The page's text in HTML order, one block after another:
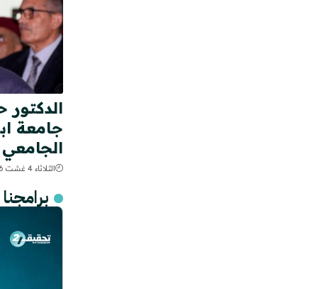
جامعة
الجامعي
الثلاثاء 4 غشت 2026 - 20:56
برامجنا